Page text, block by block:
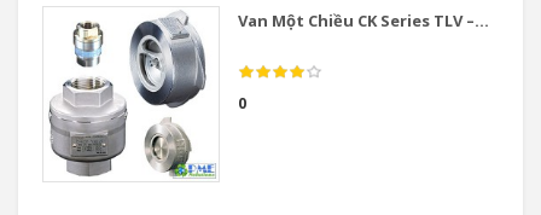
Van Một Chiều CK Series TLV –...
0